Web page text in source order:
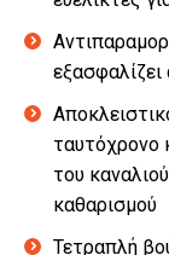
ταυτόχρονο
του
καθαρισμού
Τετραπλή